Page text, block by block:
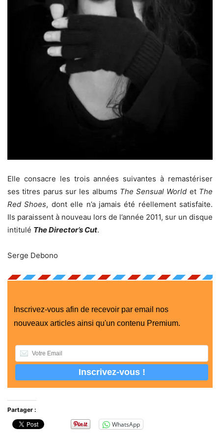
Elle consacre les trois années suivantes à remastériser
ses titres parus sur les albums The Sensual World et The
Red Shoes, dont elle n’a jamais été réellement satisfaite.
Ils paraissent à nouveau lors de l’année 2011, sur un disque
intitulé The Director’s Cut.
Serge Debono
Inscrivez-vous afin de recevoir par email nos
nouveaux articles ainsi qu'un contenu Premium.
Partager :
WhatsApp